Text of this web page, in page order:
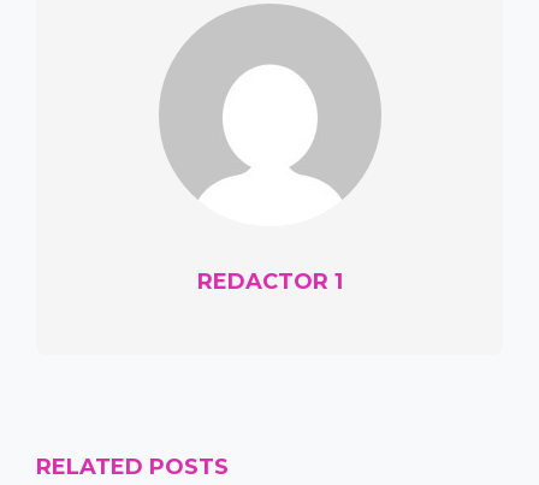
REDACTOR 1
RELATED POSTS